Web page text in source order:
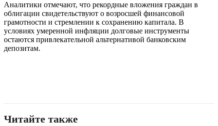
Аналитики отмечают, что рекордные вложения граждан в
облигации свидетельствуют о возросшей финансовой
грамотности и стремлении к сохранению капитала. В
условиях умеренной инфляции долговые инструменты
остаются привлекательной альтернативой банковским
депозитам.
Читайте также